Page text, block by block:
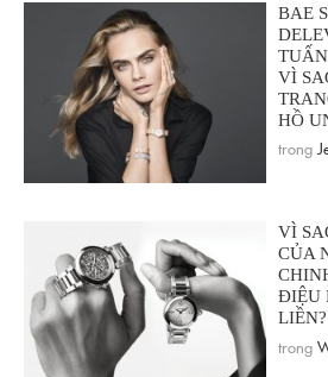
BAE
VÌ
HỒ
trong
VÌ
CỦA
ĐIỆU
LIỀN?
trong